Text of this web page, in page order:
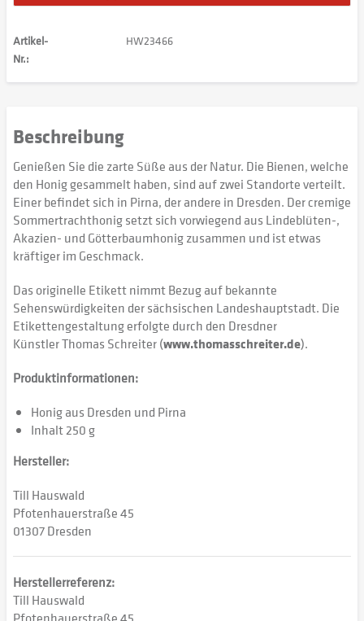
Artikel-
Nr.:
HW23466
Beschreibung
Genießen Sie die zarte Süße aus der Natur. Die Bienen, welche
den Honig gesammelt haben, sind auf zwei Standorte verteilt.
Einer befindet sich in Pirna, der andere in Dresden. Der cremige
Sommertrachthonig setzt sich vorwiegend aus Lindeblüten-,
Akazien- und Götterbaumhonig zusammen und ist etwas
kräftiger im Geschmack.
Das originelle Etikett nimmt Bezug auf bekannte
Sehenswürdigkeiten der sächsischen Landeshauptstadt. Die
Etikettengestaltung erfolgte durch den Dresdner
Künstler Thomas Schreiter (www.thomasschreiter.de).
Produktinformationen:
Honig aus Dresden und Pirna
Inhalt 250 g
Hersteller:
Till Hauswald
Pfotenhauerstraße 45
01307 Dresden
Herstellerreferenz:
Till Hauswald